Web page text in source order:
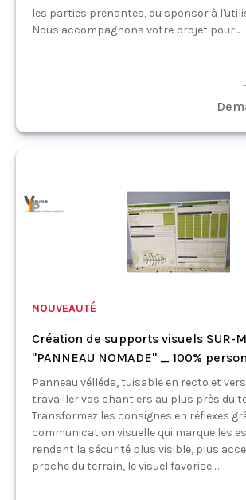
les parties prenantes, du sponsor à
Nous accompagnons votre projet pour...
NOUVEAUTÉ
Création de supports visuels SUR-
"PANNEAU NOMADE" _ 100%
Panneau vélléda, tuisable en recto et
travailler vos chantiers au plus près du
Transformez les consignes en réflexes
communication visuelle qui marque les
rendant la sécurité plus visible, plus
proche du terrain, le visuel favorise ...